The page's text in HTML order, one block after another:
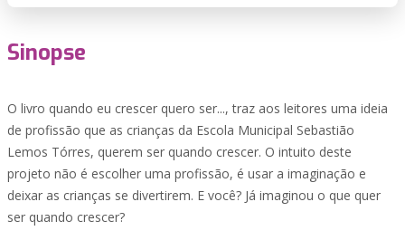
Sinopse
O livro quando eu crescer quero ser..., traz aos leitores uma ideia
de profissão que as crianças da Escola Municipal Sebastião
Lemos Tórres, querem ser quando crescer. O intuito deste
projeto não é escolher uma profissão, é usar a imaginação e
deixar as crianças se divertirem. E você? Já imaginou o que quer
ser quando crescer?